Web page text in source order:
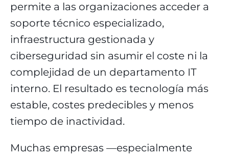
permite a las organizaciones acceder a
soporte técnico especializado,
infraestructura gestionada y
ciberseguridad sin asumir el coste ni la
complejidad de un departamento IT
interno. El resultado es tecnología más
estable, costes predecibles y menos
tiempo de inactividad.
Muchas empresas —especialmente